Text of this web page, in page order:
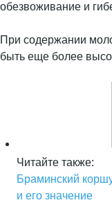
обезвоживание и
При содержании
быть еще более
Читайте также:
Браминский
и его значение